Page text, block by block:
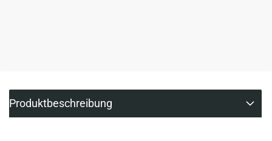
Produktbeschreibung